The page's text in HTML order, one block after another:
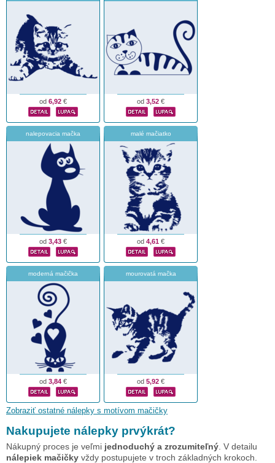
od 6,92 € od 3,52 €
nalepovacia mačka
od 3,43 €
malé mačiatko
od 4,61 €
moderná mačička
od 3,84 €
mourovatá mačka
od 5,92 €
Zobraziť ostatné nálepky s motívom mačičky
Nakupujete nálepky prvýkrát?
Nákupný proces je veľmi jednoduchý a zrozumiteľný . V detailu
nálepiek mačičky vždy postupujete v troch základných krokoch.